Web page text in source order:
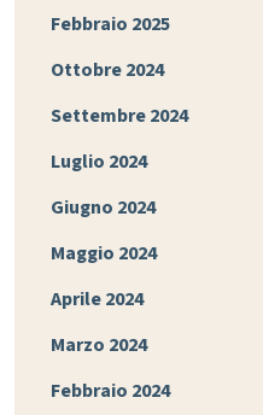
Febbraio 2025
Ottobre 2024
Settembre 2024
Luglio 2024
Giugno 2024
Maggio 2024
Aprile 2024
Marzo 2024
Febbraio 2024